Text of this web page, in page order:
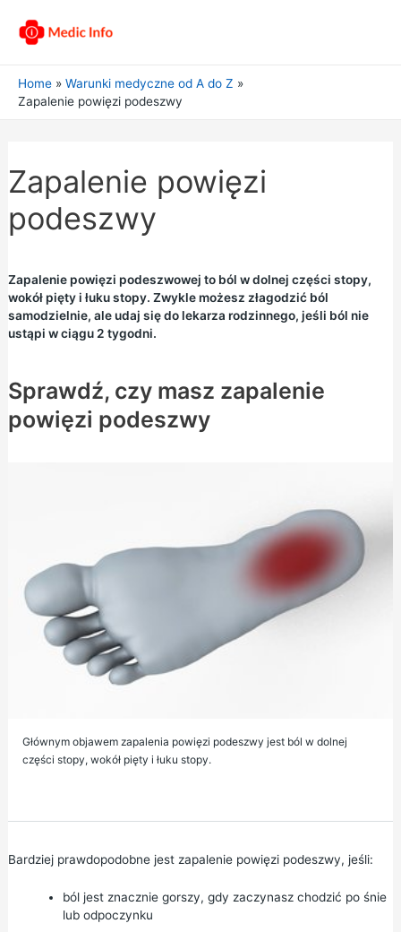
Home
Warunki medyczne od A do Z
Zapalenie powięzi podeszwy
Zapalenie powięzi
podeszwy
Zapalenie powięzi podeszwowej to ból w dolnej części stopy,
wokół pięty i łuku stopy. Zwykle możesz złagodzić ból
samodzielnie, ale udaj się do lekarza rodzinnego, jeśli ból nie
ustąpi w ciągu 2 tygodni.
Sprawdź, czy masz zapalenie
powięzi podeszwy
Głównym objawem zapalenia powięzi podeszwy jest ból w dolnej
części stopy, wokół pięty i łuku stopy.
Bardziej prawdopodobne jest zapalenie powięzi podeszwy, jeśli:
ból jest znacznie gorszy, gdy zaczynasz chodzić po śnie
lub odpoczynku